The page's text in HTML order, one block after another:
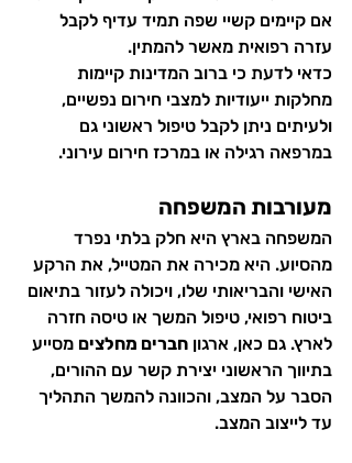
אם קיימים קשיי שפה תמיד עדיף לקבל
עזרה רפואית מאשר להמתין.
כדאי לדעת כי ברוב המדינות קיימות
מחלקות ייעודיות למצבי חירום נפשיים,
ולעיתים ניתן לקבל טיפול ראשוני גם
במרפאה רגילה או במרכז חירום עירוני.
מעורבות המשפחה
המשפחה בארץ היא חלק בלתי נפרד
מהסיוע. היא מכירה את המטייל, את הרקע
האישי והבריאותי שלו, ויכולה לעזור בתיאום
ביטוח רפואי, טיפול המשך או טיסה חזרה
לארץ. גם כאן, ארגון חברים מחלצים מסייע
בתיווך הראשוני יצירת קשר עם ההורים,
הסבר על המצב, והכוונה להמשך התהליך
עד לייצוב המצב.